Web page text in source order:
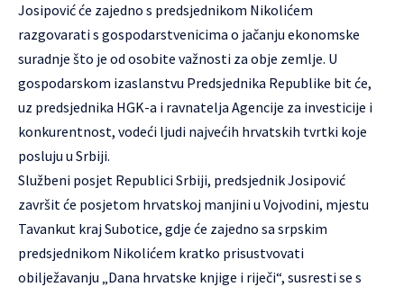
Josipović će zajedno s predsjednikom Nikolićem
razgovarati s gospodarstvenicima o jačanju ekonomske
suradnje što je od osobite važnosti za obje zemlje. U
gospodarskom izaslanstvu Predsjednika Republike bit će,
uz predsjednika HGK-a i ravnatelja Agencije za investicije i
konkurentnost, vodeći ljudi najvećih hrvatskih tvrtki koje
posluju u Srbiji.
Službeni posjet Republici Srbiji, predsjednik Josipović
završit će posjetom hrvatskoj manjini u Vojvodini, mjestu
Tavankut kraj Subotice, gdje će zajedno sa srpskim
predsjednikom Nikolićem kratko prisustvovati
obilježavanju „Dana hrvatske knjige i riječi“, susresti se s